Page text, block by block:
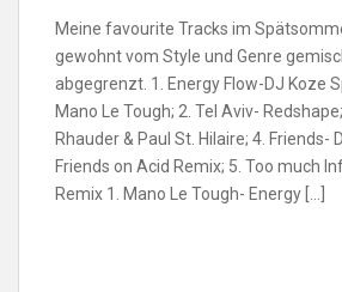
Meine favourite Tracks im
gewohnt vom Style und Genre
abgegrenzt. 1. Energy Flow-DJ Koze
Mano Le Tough; 2. Tel Aviv-
Rhauder & Paul St. Hilaire; 4. Friends-
Friends on Acid Remix; 5. Too much
Remix 1. Mano Le Tough- Energy […]